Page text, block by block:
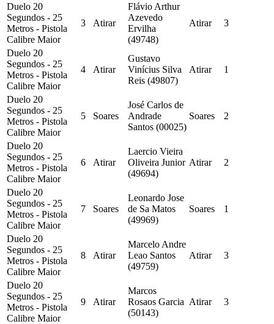
Duelo 20
Segundos - 25
Metros - Pistola
Calibre Maior
3 Atirar
Flávio Arthur
Azevedo
Ervilha
(49748)
Atirar 3
Duelo 20
Segundos - 25
Metros - Pistola
Calibre Maior
4 Atirar
Gustavo
Vinícius Silva
Reis (49807)
Atirar 1
Duelo 20
Segundos - 25
Metros - Pistola
Calibre Maior
5 Soares
José Carlos de
Andrade
Santos (00025)
Soares 2
Duelo 20
Segundos - 25
Metros - Pistola
Calibre Maior
6 Atirar
Laercio Vieira
Oliveira Junior
(49694)
Atirar 2
Duelo 20
Segundos - 25
Metros - Pistola
Calibre Maior
7 Soares
Leonardo Jose
de Sa Matos
(49969)
Soares 1
Duelo 20
Segundos - 25
Metros - Pistola
Calibre Maior
8 Atirar
Marcelo Andre
Leao Santos
(49759)
Atirar 3
Duelo 20
Segundos - 25
Metros - Pistola
Calibre Maior
9 Atirar
Marcos
Rosaos Garcia
(50143)
Atirar 3